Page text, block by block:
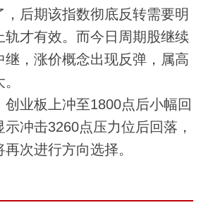
后期该指数彻底反转需要明
轨才有效。而今日周期股继续
继，涨价概念出现反弹，属高
业板上冲至1800点后小幅回
冲击3260点压力位后回落，
次进行方向选择。